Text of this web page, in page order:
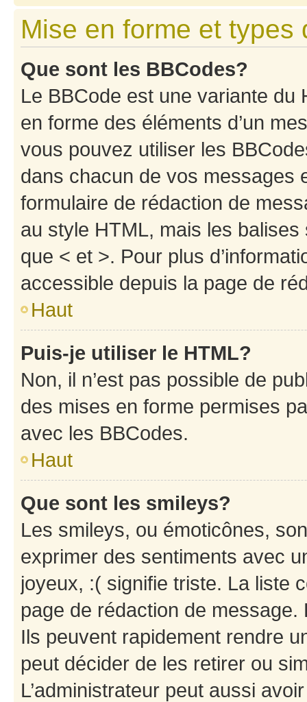
Mise en forme et types
Que sont les BBCodes?
Le BBCode est une variante du
en forme des éléments d’un
vous pouvez utiliser les
dans chacun de vos messages
formulaire de rédaction de
au style HTML, mais les
que < et >. Pour plus
accessible depuis la page de
Haut
Puis-je utiliser le HTML?
Non, il n’est pas possible de
des mises en forme permises
avec les BBCodes.
Haut
Que sont les smileys?
Les smileys, ou émoticônes,
exprimer des sentiments avec
joyeux, :( signifie triste. La liste
page de rédaction de
Ils peuvent rapidement rendre
peut décider de les retirer ou
L’administrateur peut aussi